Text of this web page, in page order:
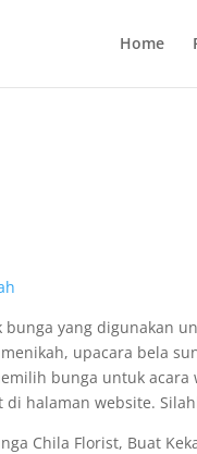
Home
bunga yang digunakan
upacara bela
bunga untuk acara
halaman website.
Chila Florist, Buat